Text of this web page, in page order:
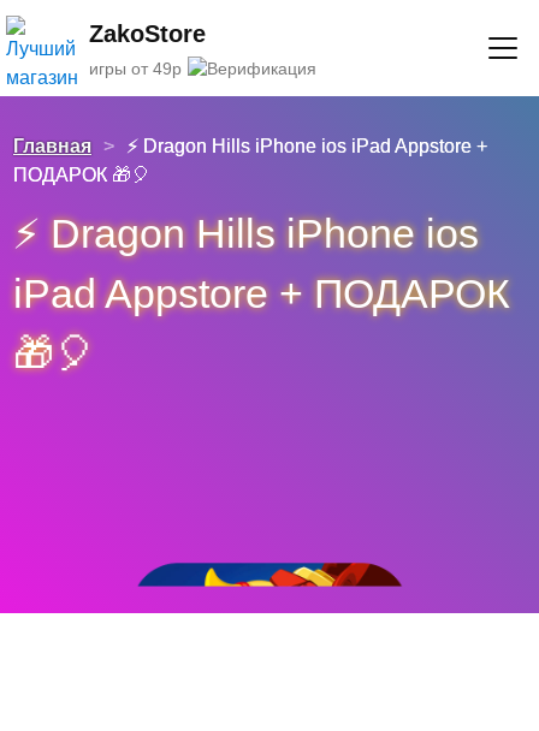
ZakoStore
игры от 49р
Главная >
⚡️ Dragon Hills iPhone ios iPad Appstore +
ПОДАРОК 🎁🎈
⚡️ Dragon Hills iPhone ios
iPad Appstore + ПОДАРОК
🎁🎈